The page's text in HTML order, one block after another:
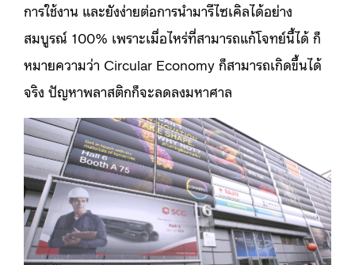
การใช้งาน และยังง่ายต่อการนำมารีไซเคิลได้อย่าง
สมบูรณ์ 100% เพราะเมื่อไหร่ที่สามารถแก้โจทย์นี้ได้ ก็
หมายความว่า Circular Economy ก็สามารถเกิดขึ้นได้
จริง ปัญหาพลาสติกก็จะลดลงมหาศาล